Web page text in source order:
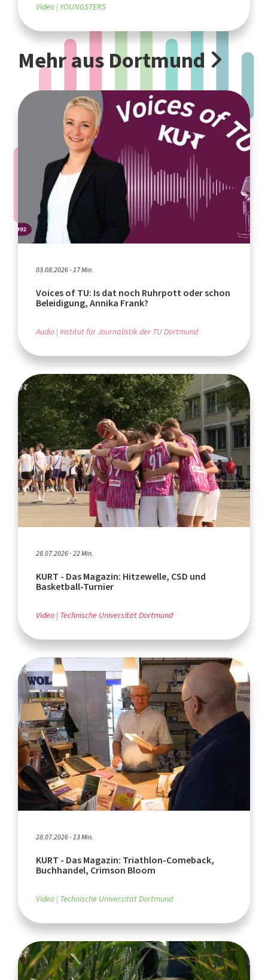
Video YOUNGSTERS
Mehr aus Dortmund
03.08.2026 - 17 Min.
Voices of TU: Is dat noch Ruhrpott oder schon
Beleidigung, Annika Frank?
Audio Institut für Journalistik der TU Dortmund
28.07.2026 - 22 Min.
KURT - Das Magazin: Hitzewelle, CSD und
Basketball-Turnier
Video Technische Universität Dortmund
28.07.2026 - 13 Min.
KURT - Das Magazin: Triathlon-Comeback,
Buchhandel, Crimson Bloom
Video Technische Universität Dortmund